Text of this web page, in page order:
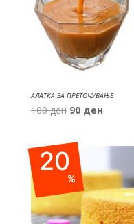
АЛАТКА ЗА ПРЕТОЧУВАЊЕ
100ден Original
was:
100 ден.
90 денCurrent
20
%